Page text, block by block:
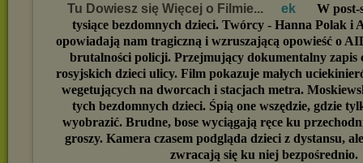
Tu Dowiesz się Więcej o Filmie...
W post-
tysiące bezdomnych dzieci. Twórcy - Hanna Polak i
opowiadają nam tragiczną i wzruszającą opowieść o
brutalności policji. Przejmujący dokumentalny zapis
rosyjskich dzieci ulicy. Film pokazuje małych
wegetujących na dworcach i stacjach metra.
tych bezdomnych dzieci. Śpią one wszędzie, gdzie
wyobrazić. Brudne, bose wyciągają ręce ku
groszy. Kamera czasem podgląda dzieci z dystansu,
zwracają się ku niej bezpośrednio.